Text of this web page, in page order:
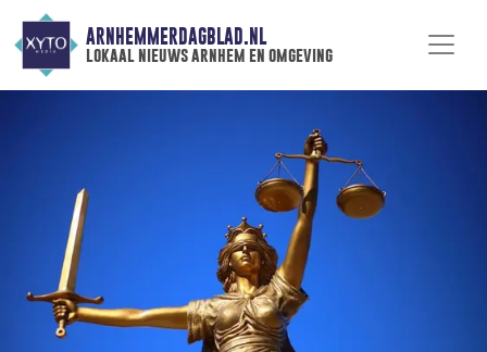
ARNHEMMERDAGBLAD.NL
lokaal nieuws arnhem en omgeving